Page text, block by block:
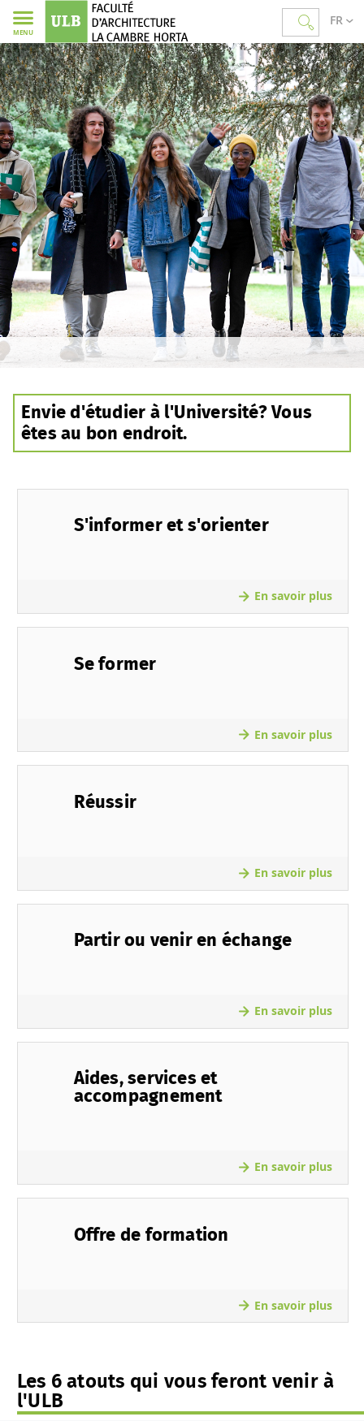
FR
MENU
Envie d'étudier à l'Université? Vous
êtes au bon endroit.
S'informer et s'orienter
En savoir plus
Se former
En savoir plus
Réussir
En savoir plus
Partir ou venir en échange
En savoir plus
Aides, services et
accompagnement
En savoir plus
Offre de formation
En savoir plus
Les 6 atouts qui vous feront venir à
l'ULB